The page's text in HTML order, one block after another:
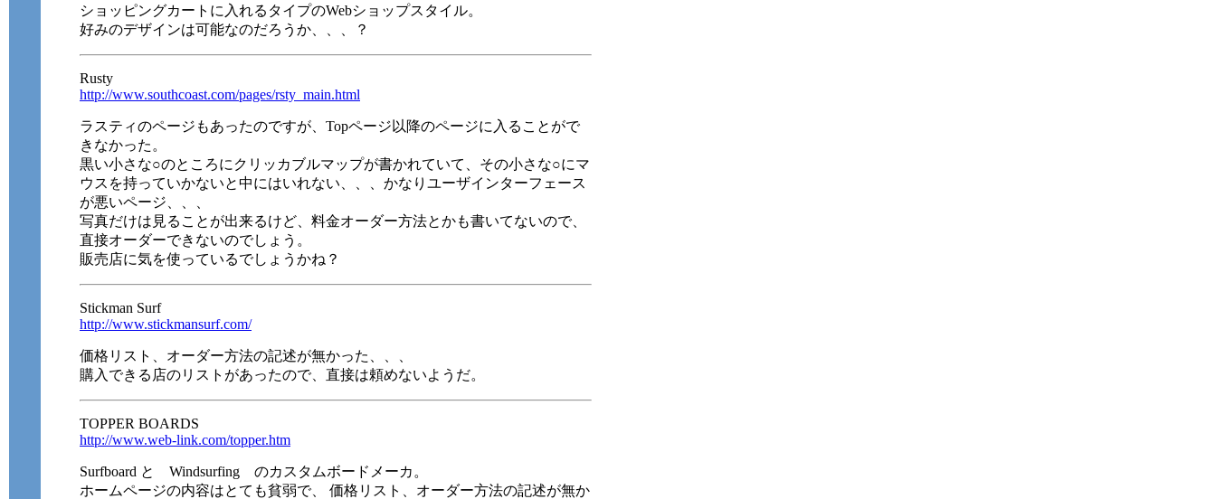
ショッピングカートに入れるタイプのWebショップスタイル。
好みのデザインは可能なのだろうか、、、？
Rusty
http://www.southcoast.com/pages/rsty_main.html
ラスティのページもあったのですが、Topページ以降のページに入ることがで
きなかった。
黒い小さな○のところにクリッカブルマップが書かれていて、その小さな○にマ
ウスを持っていかないと中にはいれない、、、かなりユーザインターフェース
が悪いページ、、、
写真だけは見ることが出来るけど、料金オーダー方法とかも書いてないので、
直接オーダーできないのでしょう。
販売店に気を使っているでしょうかね？
Stickman Surf
http://www.stickmansurf.com/
価格リスト、オーダー方法の記述が無かった、、、
購入できる店のリストがあったので、直接は頼めないようだ。
TOPPER BOARDS
http://www.web-link.com/topper.htm
Surfboard と Windsurfing のカスタムボードメーカ。
ホームページの内容はとても貧弱で、 価格リスト、オーダー方法の記述が無か